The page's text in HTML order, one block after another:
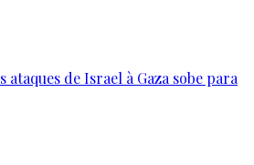
de Israel à Gaza sobe para